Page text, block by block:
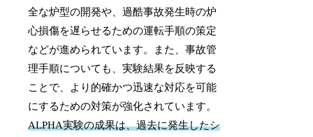
全な炉型の開発や、過酷事故発生時の炉
心損傷を遅らせるための運転手順の策定
などが進められています。また、事故管
理手順についても、実験結果を反映する
ことで、より的確かつ迅速な対応を可能
にするための対策が強化されています。
ALPHA実験の成果は、過去に発生したシ